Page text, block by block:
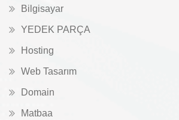
Bilgisayar
YEDEK PARÇA
Hosting
Web Tasarım
Domain
Matbaa